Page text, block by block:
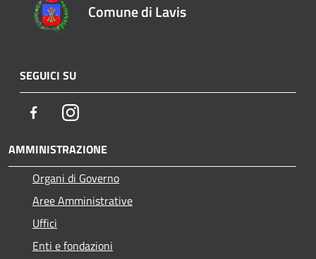
Comune di Lavis
SEGUICI SU
FacebookInstagram
AMMINISTRAZIONE
Organi di Governo
Aree Amministrative
Uffici
Enti e fondazioni